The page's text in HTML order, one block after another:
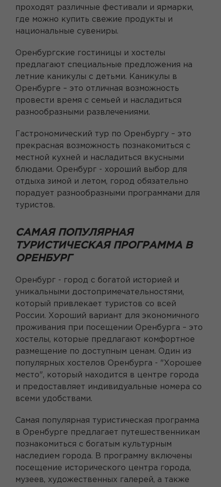
проходят различные фестивали и ярмарки,
где можно купить свежие продукты и
национальные сувениры.
Оренбургские гостиницы и хостелы
предлагают специальные предложения на
летние каникулы с детьми. Каникулы в
Оренбурге – это отличная возможность
провести время с семьей и насладиться
разнообразными развлечениями.
Гастрономический тур по Оренбургу – это
прекрасная возможность познакомиться с
местной кухней и насладиться вкусными
блюдами. Оренбург - хороший выбор для
отдыха зимой и летом, город обязательно
порадует разнообразными программами для
туристов.
САМАЯ ПОПУЛЯРНАЯ
ТУРИСТИЧЕСКАЯ ПРОГРАММА В
ОРЕНБУРГ
Оренбург - город с богатой историей и
уникальными достопримечательностями,
который привлекает туристов со всей
России. Хороший вариант для экономичного
проживания при посещении Оренбурга – это
хостелы, которые предлагают комфортное
размещение по доступным ценам. Один из
популярных хостелов Оренбурга - "Хорошее
место", который находится в центре города
и предоставляет индивидуальные номера со
всеми удобствами.
Самая популярная туристическая программа
в Оренбурге предлагает путешественникам
познакомиться с богатым культурным
наследием города. В программу включены
посещение исторического центра города,
музеев, художественных галерей, а также